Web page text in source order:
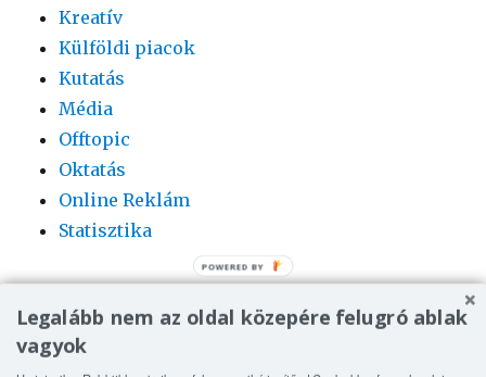
Kreatív
Külföldi piacok
Kutatás
Média
Offtopic
Oktatás
Online Reklám
Statisztika
Legalább nem az oldal közepére felugró ablak
vagyok
POWERED BY